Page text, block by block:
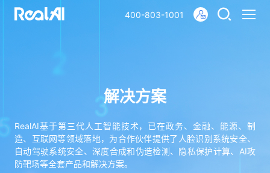
400-803-1001
解决方案
RealAI基于第三代人工智能技术，已在政务、⾦融、能源、制
造、互联⽹等领域落地，为合作伙伴提供了⼈脸识别系统安全、
自动驾驶系统安全、深度合成和伪造检测、隐私保护计算、AI攻
防靶场等全套产品和解决⽅案。